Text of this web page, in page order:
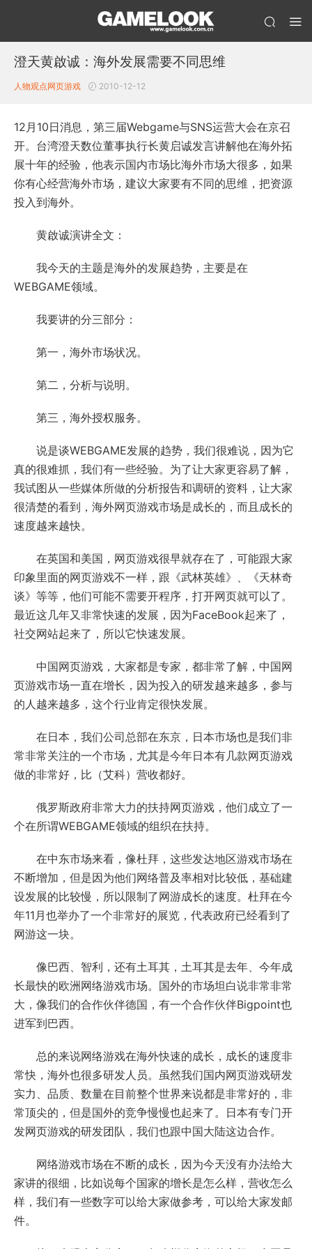
澄天黄啟诚：海外发展需要不同思维
人物观点网页游戏 2010-12-12
12月10日消息，第三届Webgame与SNS运营大会在京召
开。台湾澄天数位董事执行长黄启诚发言讲解他在海外拓
展十年的经验，他表示国内市场比海外市场大很多，如果
你有心经营海外市场，建议大家要有不同的思维，把资源
投入到海外。
黄啟诚演讲全文：
我今天的主题是海外的发展趋势，主要是在
WEBGAME领域。
我要讲的分三部分：
第一，海外市场状况。
第二，分析与说明。
第三，海外授权服务。
说是谈WEBGAME发展的趋势，我们很难说，因为它
真的很难抓，我们有一些经验。为了让大家更容易了解，
我试图从一些媒体所做的分析报告和调研的资料，让大家
很清楚的看到，海外网页游戏市场是成长的，而且成长的
速度越来越快。
在英国和美国，网页游戏很早就存在了，可能跟大家
印象里面的网页游戏不一样，跟《武林英雄》、《天林奇
谈》等等，他们可能不需要开程序，打开网页就可以了。
最近这几年又非常快速的发展，因为FaceBook起来了，
社交网站起来了，所以它快速发展。
中国网页游戏，大家都是专家，都非常了解，中国网
页游戏市场一直在增长，因为投入的研发越来越多，参与
的人越来越多，这个行业肯定很快发展。
在日本，我们公司总部在东京，日本市场也是我们非
常非常关注的一个市场，尤其是今年日本有几款网页游戏
做的非常好，比（艾科）营收都好。
俄罗斯政府非常大力的扶持网页游戏，他们成立了一
个在所谓WEBGAME领域的组织在扶持。
在中东市场来看，像杜拜，这些发达地区游戏市场在
不断增加，但是因为他们网络普及率相对比较低，基础建
设发展的比较慢，所以限制了网游成长的速度。杜拜在今
年11月也举办了一个非常好的展览，代表政府已经看到了
网游这一块。
像巴西、智利，还有土耳其，土耳其是去年、今年成
长最快的欧洲网络游戏市场。国外的市场坦白说非常非常
大，像我们的合作伙伴德国，有一个合作伙伴Bigpoint也
进军到巴西。
总的来说网络游戏在海外快速的成长，成长的速度非
常快，海外也很多研发人员。虽然我们国内网页游戏研发
实力、品质、数量在目前整个世界来说都是非常好的，非
常顶尖的，但是国外的竞争慢慢也起来了。日本有专门开
发网页游戏的研发团队，我们也跟中国大陆这边合作。
网络游戏市场在不断的成长，因为今天没有办法给大
家讲的很细，比如说每个国家的增长是怎么样，营收怎么
样，我们有一些数字可以给大家做参考，可以给大家发邮
件。